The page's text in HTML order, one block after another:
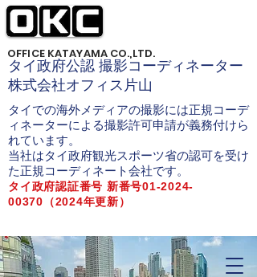
OFFICE KATAYAMA CO.,LTD.
タイ政府公認 撮影コーディネーター
株式会社オフィス片山
タイでの海外メディアの撮影には正規コーデ
ィネーターによる撮影許可申請が義務付けら
れています。
当社はタイ政府観光スポーツ省の認可を受け
た正規コーディネート会社です。
タイ政府認証番号 新番号01-2024-
00370（2024年更新）